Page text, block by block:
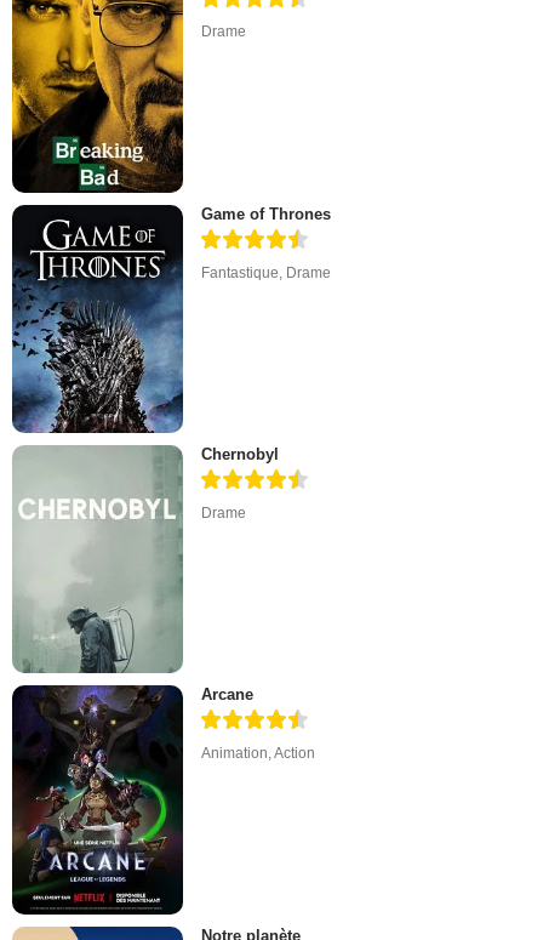
Drame
Game of Thrones
Fantastique Drame
Chernobyl
Drame
Arcane
Animation,Action
Notre planète